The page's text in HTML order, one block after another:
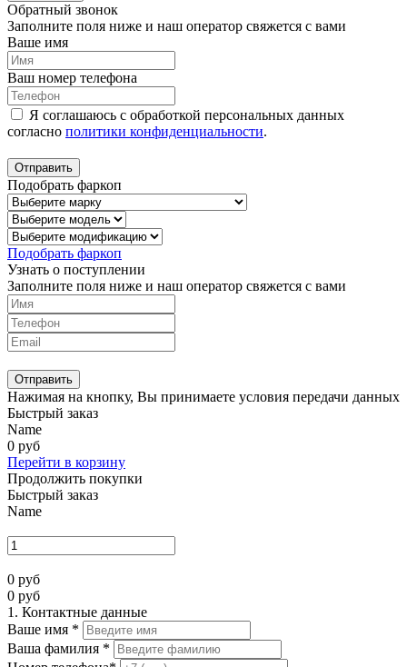
Обратный звонок
Заполните поля ниже и наш оператор свяжется с вами
Ваше имя
Ваш номер телефона
Я соглашаюсь с обработкой персональных данных
согласно политики конфиденциальности.
Отправить
Подобрать фаркоп
Подобрать фаркоп
Узнать о поступлении
Заполните поля ниже и наш оператор свяжется с вами
Отправить
Нажимая на кнопку, Вы принимаете условия передачи данных
Быстрый заказ
Name
0 руб
Перейти в корзину
Продолжить покупки
Быстрый заказ
Name
0 руб
0 руб
1. Контактные данные
Ваше имя *
Ваша фамилия *